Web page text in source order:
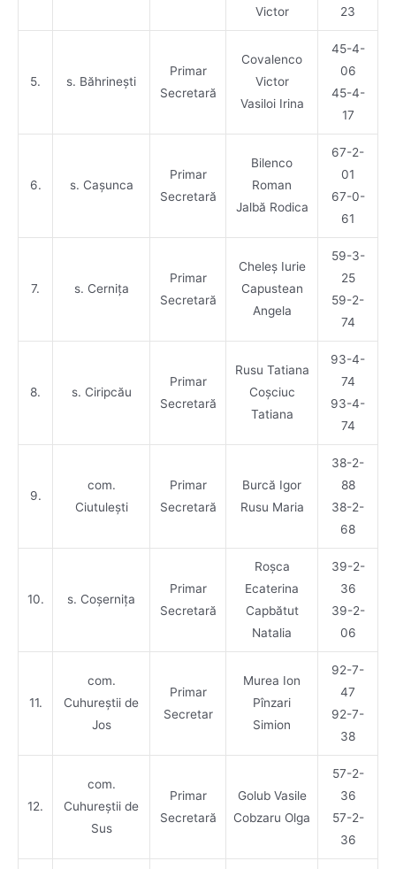
Victor
23
5. s. Băhrinești
Primar
Secretară
Covalenco
Victor
Vasiloi Irina
45-4-
06
45-4-
17
6. s. Cașunca
Primar
Secretară
Bilenco
Roman
Jalbă Rodica
67-2-
01
67-0-
61
7. s. Cernița
Primar
Secretară
Cheleș Iurie
Capustean
Angela
59-3-
25
59-2-
74
8. s. Ciripcău
Primar
Secretară
Rusu Tatiana
Coșciuc
Tatiana
93-4-
74
93-4-
74
9.
com.
Ciutulești
Primar
Secretară
Burcă Igor
Rusu Maria
38-2-
88
38-2-
68
10. s. Coșernița
Primar
Secretară
Roșca
Ecaterina
Capbătut
Natalia
39-2-
36
39-2-
06
11.
com.
Cuhureștii de
Jos
Primar
Secretar
Murea Ion
Pînzari
Simion
92-7-
47
92-7-
38
12.
com.
Cuhureștii de
Sus
Primar
Secretară
Golub Vasile
Cobzaru Olga
57-2-
36
57-2-
36